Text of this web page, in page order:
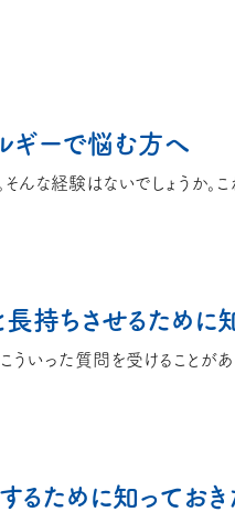
ギーで悩む方へ
るために知っておき